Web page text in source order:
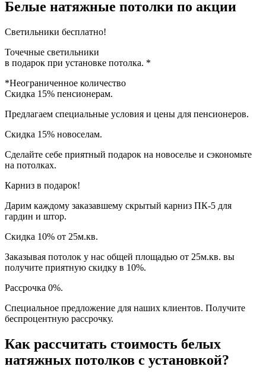
Белые натяжные потолки по акции
Светильники бесплатно!
Точечные светильники
в подарок при установке потолка. *
*Неограниченное количество
Скидка 15% пенсионерам.
Предлагаем специальные условия и цены для пенсионеров.
Скидка 15% новоселам.
Сделайте себе приятный подарок на новоселье и сэкономьте
на потолках.
Карниз в подарок!
Дарим каждому заказавшему скрытый карниз ПК-5 для
гардин и штор.
Скидка 10% от 25м.кв.
Заказывая потолок у нас общей площадью от 25м.кв. вы
получите приятную скидку в 10%.
Рассрочка 0%.
Специальное предложение для наших клиентов. Получите
беспроцентную рассрочку.
Как рассчитать стоимость белых
натяжных потолков с установкой?